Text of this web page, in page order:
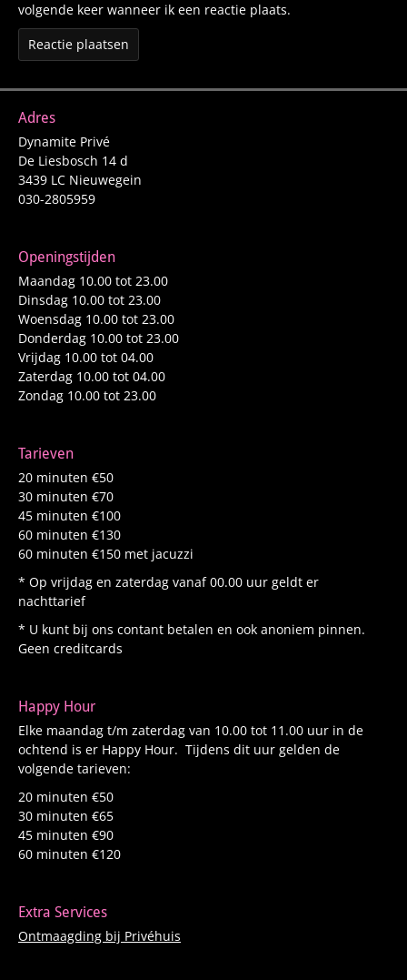
volgende keer wanneer ik een reactie plaats.
Adres
Dynamite Privé
De Liesbosch 14 d
3439 LC Nieuwegein
030-2805959
Openingstijden
Maandag 10.00 tot 23.00
Dinsdag 10.00 tot 23.00
Woensdag 10.00 tot 23.00
Donderdag 10.00 tot 23.00
Vrijdag 10.00 tot 04.00
Zaterdag 10.00 tot 04.00
Zondag 10.00 tot 23.00
Tarieven
20 minuten €50
30 minuten €70
45 minuten €100
60 minuten €130
60 minuten €150 met jacuzzi
* Op vrijdag en zaterdag vanaf 00.00 uur geldt er
nachttarief
* U kunt bij ons contant betalen en ook anoniem pinnen.
Geen creditcards
Happy Hour
Elke maandag t/m zaterdag van 10.00 tot 11.00 uur in de
ochtend is er Happy Hour. Tijdens dit uur gelden de
volgende tarieven:
20 minuten €50
30 minuten €65
45 minuten €90
60 minuten €120
Extra Services
Ontmaagding bij Privéhuis